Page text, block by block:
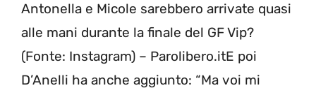
Antonella e Micole sarebbero arrivate quasi
alle mani durante la finale del GF Vip?
(Fonte: Instagram) – Parolibero.itE poi
D’Anelli ha anche aggiunto: “Ma voi mi